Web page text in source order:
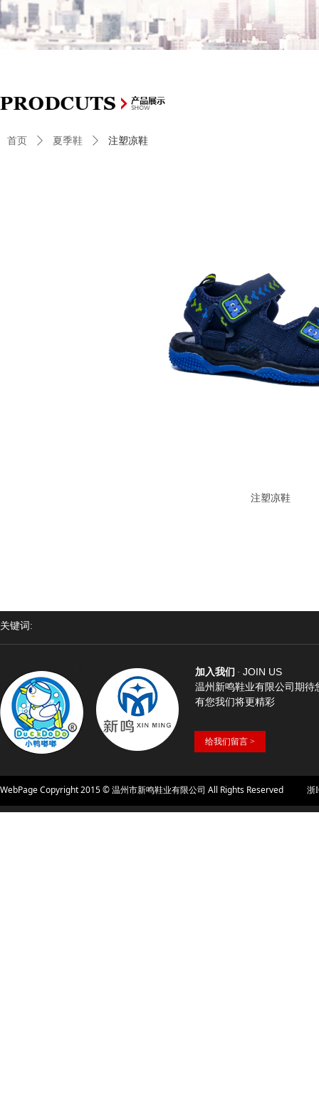
首页 ꄲ 夏季鞋 ꄲ 注塑凉鞋
注塑凉鞋
WebPage Copyright 2015 © 温州市新鸣鞋业有限公司 All Rights Reserved 浙ICP
关键词:
加入我们 · JOIN US
温州新鸣鞋业有限公司期待
有您我们将更精彩
给我们留言 >